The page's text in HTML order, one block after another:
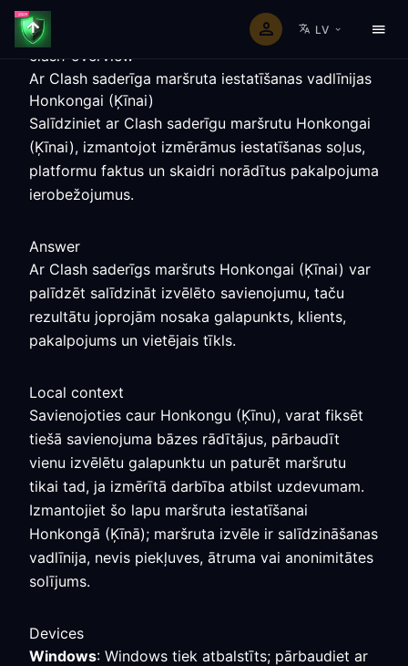
LV
clash-overview
Ar Clash saderīga maršruta iestatīšanas vadlīnijas
Honkongai (Ķīnai)
Salīdziniet ar Clash saderīgu maršrutu Honkongai
(Ķīnai), izmantojot izmērāmus iestatīšanas soļus,
platformu faktus un skaidri norādītus pakalpojuma
ierobežojumus.
Answer
Ar Clash saderīgs maršruts Honkongai (Ķīnai) var
palīdzēt salīdzināt izvēlēto savienojumu, taču
rezultātu joprojām nosaka galapunkts, klients,
pakalpojums un vietējais tīkls.
Local context
Savienojoties caur Honkongu (Ķīnu), varat fiksēt
tiešā savienojuma bāzes rādītājus, pārbaudīt
vienu izvēlētu galapunktu un paturēt maršrutu
tikai tad, ja izmērītā darbība atbilst uzdevumam.
Izmantojiet šo lapu maršruta iestatīšanai
Honkongā (Ķīnā); maršruta izvēle ir salīdzināšanas
vadlīnija, nevis piekļuves, ātruma vai anonimitātes
solījums.
Devices
Windows: Windows tiek atbalstīts; pārbaudiet ar